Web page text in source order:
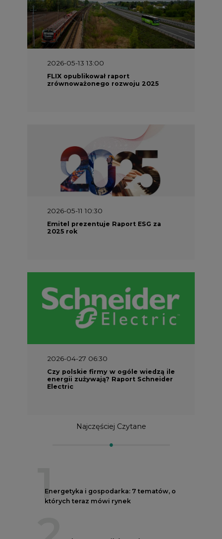
2026-05-13 13:00
FLIX opublikował raport
zrównoważonego rozwoju 2025
2026-05-11 10:30
Emitel prezentuje Raport ESG za
2025 rok
2026-04-27 06:30
Czy polskie firmy w ogóle wiedzą ile
energii zużywają? Raport Schneider
Electric
Najczęściej Czytane
1
Energetyka i gospodarka: 7 tematów, o
których teraz mówi rynek